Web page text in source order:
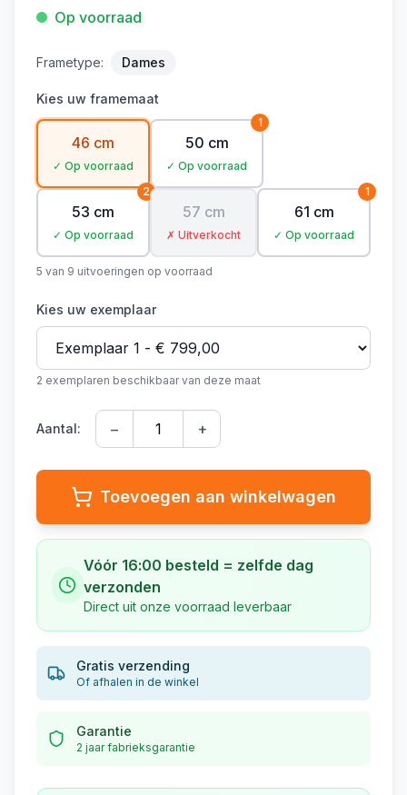
Op voorraad
Frametype: Dames
Kies uw framemaat
46 cm
✓ Op voorraad
50 cm
✓ Op voorraad
1
53 cm
✓ Op voorraad
2
57 cm
✗ Uitverkocht
61 cm
✓ Op voorraad
1
5 van 9 uitvoeringen op voorraad
Kies uw exemplaar
2 exemplaren beschikbaar van deze maat
Aantal: − +
Toevoegen aan winkelwagen
Vóór 16:00 besteld = zelfde dag
verzonden
Direct uit onze voorraad leverbaar
Gratis verzending
Of afhalen in de winkel
Garantie
2 jaar fabrieksgarantie